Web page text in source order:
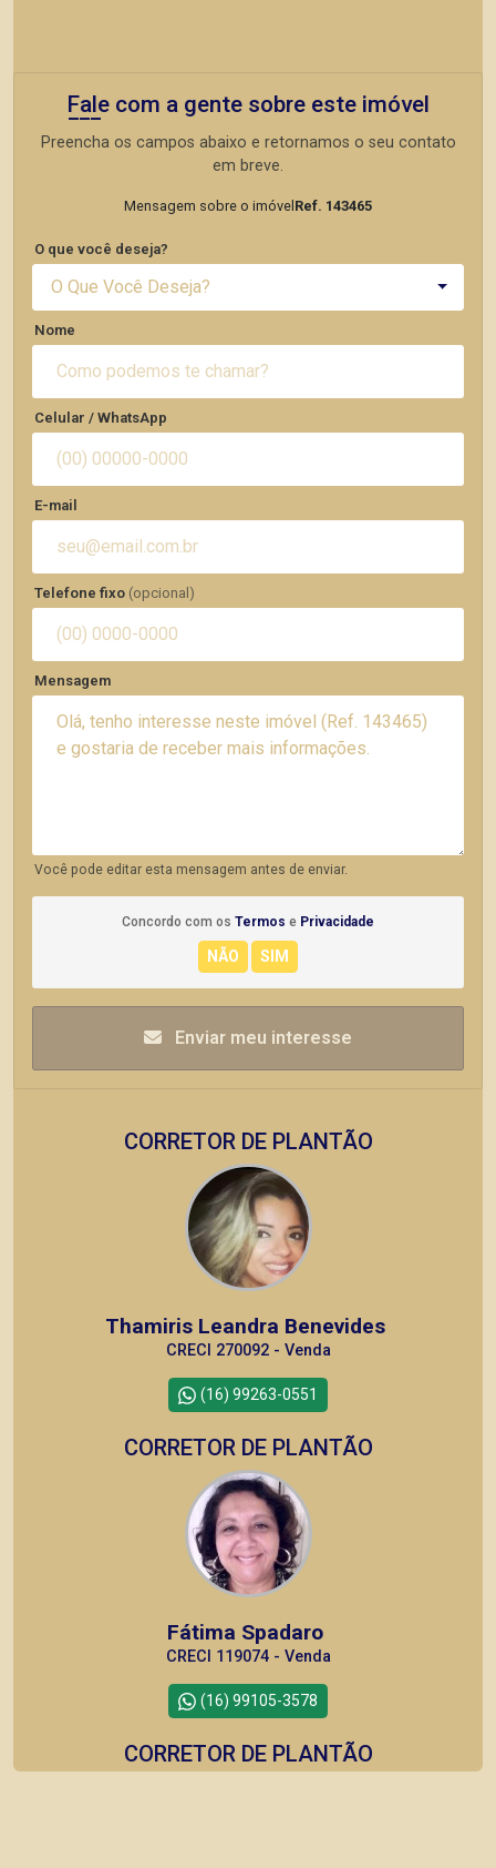
Fale com a gente sobre este imóvel
Preencha os campos abaixo e retornamos o seu contato
em breve.
Mensagem sobre o imóvel Ref. 143465
O que você deseja?
O Que Você Deseja?
Nome
Celular / WhatsApp
E-mail
Telefone fixo (opcional)
Mensagem
Você pode editar esta mensagem antes de enviar.
Concordo com os Termos e Privacidade
Enviar meu interesse
CORRETOR DE PLANTÃO
Thamiris Leandra Benevides
CRECI 270092 - Venda
(16) 99263-0551
CORRETOR DE PLANTÃO
Fátima Spadaro
CRECI 119074 - Venda
(16) 99105-3578
CORRETOR DE PLANTÃO